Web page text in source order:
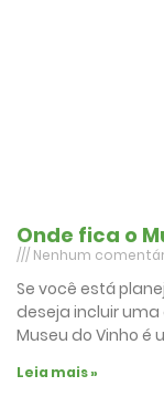
Onde fica o
Nenhum
Se você está
deseja incluir
Museu do Vinho é
Leia mais »